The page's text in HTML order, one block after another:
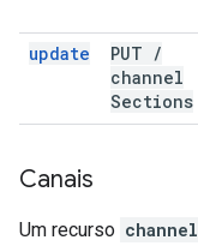
update PUT /
channel
Sections
Canais
Um recurso channel